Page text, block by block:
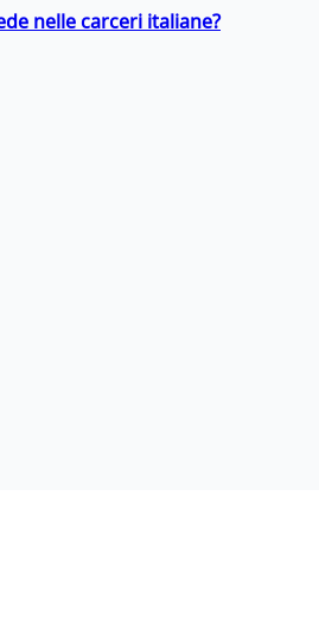
nelle carceri italiane?